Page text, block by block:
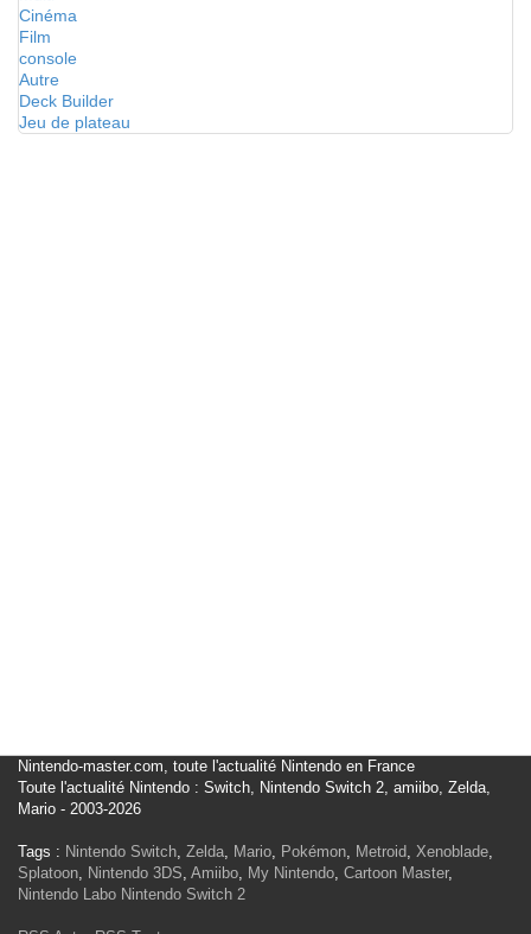
Cinéma
Film
console
Autre
Deck Builder
Jeu de plateau
Nintendo-master.com, toute l'actualité Nintendo en France
Toute l'actualité Nintendo : Switch, Nintendo Switch 2, amiibo, Zelda,
Mario - 2003-2026
Tags : Nintendo Switch, Zelda, Mario, Pokémon, Metroid, Xenoblade,
Splatoon, Nintendo 3DS, Amiibo, My Nintendo, Cartoon Master,
Nintendo Labo Nintendo Switch 2